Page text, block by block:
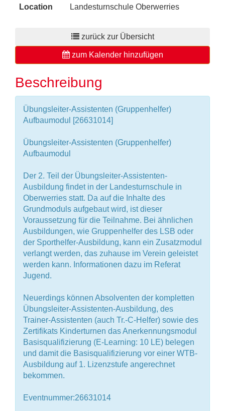
Location Landesturnschule Oberwerries
zurück zur Übersicht
zum Kalender hinzufügen
Beschreibung
Übungsleiter-Assistenten (Gruppenhelfer)
Aufbaumodul [26631014]
Übungsleiter-Assistenten (Gruppenhelfer)
Aufbaumodul
Der 2. Teil der Übungsleiter-Assistenten-
Ausbildung findet in der Landesturnschule in
Oberwerries statt. Da auf die Inhalte des
Grundmoduls aufgebaut wird, ist dieser
Voraussetzung für die Teilnahme. Bei ähnlichen
Ausbildungen, wie Gruppenhelfer des LSB oder
der Sporthelfer-Ausbildung, kann ein Zusatzmodul
verlangt werden, das zuhause im Verein geleistet
werden kann. Informationen dazu im Referat
Jugend.
Neuerdings können Absolventen der kompletten
Übungsleiter-Assistenten-Ausbildung, des
Trainer-Assistenten (auch Tr.-C-Helfer) sowie des
Zertifikats Kinderturnen das Anerkennungsmodul
Basisqualifizierung (E-Learning: 10 LE) belegen
und damit die Basisqualifizierung vor einer WTB-
Ausbildung auf 1. Lizenzstufe angerechnet
bekommen.
Eventnummer:26631014